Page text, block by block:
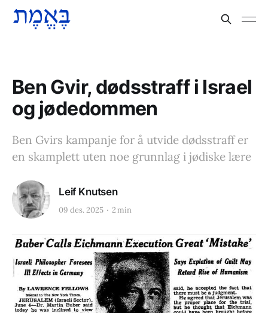
Ben Gvir, dødsstraff i Israel
og jødedommen
Ben Gvirs kampanje for å utvide dødsstraff er
en skamplett uten noe grunnlag i jødiske lære
Leif Knutsen
09 des. 2025 2 min